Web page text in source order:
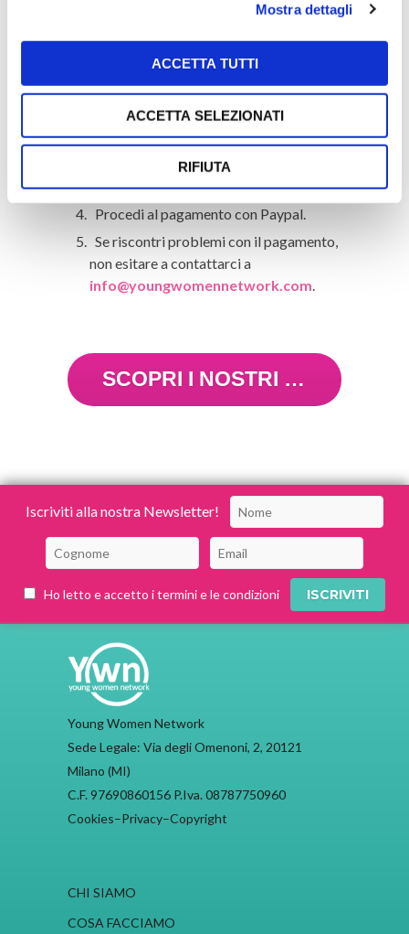
Mostra dettagli
ACCETTA TUTTI
ACCETTA SELEZIONATI
RIFIUTA
Se vuoi diventare nostra socia, ti basta
andare sul nostro sito alla sezione
“Associati”.
Completa l’iscrizione, ricordando di
inserire una tua email personale.
Seleziona la membership della città che
preferisci tra Roma e Milano.
Procedi al pagamento con Paypal.
Se riscontri problemi con il pagamento,
non esitare a contattarci a
info@youngwomennetwork.com.
SCOPRI I NOSTRI EVENTI
Iscriviti alla nostra Newsletter!
Ho letto e accetto i termini e le condizioni
Young Women Network
Sede Legale: Via degli Omenoni, 2, 20121
Milano (MI)
C.F. 97690860156 P.Iva. 08787750960
Cookies–Privacy–Copyright
CHI SIAMO
COSA FACCIAMO